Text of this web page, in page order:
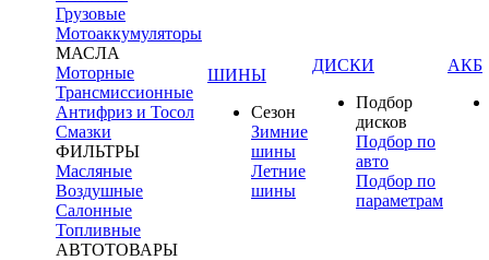
Грузовые
Мотоаккумуляторы
МАСЛА
Моторные
Трансмиссионные
Антифриз и Тосол
Смазки
ФИЛЬТРЫ
Масляные
Воздушные
Салонные
Топливные
АВТОТОВАРЫ
ШИНЫ
Сезон
Зимние
шины
Летние
шины
ДИСКИ
Подбор
дисков
Подбор по
авто
Подбор по
параметрам
АКБ